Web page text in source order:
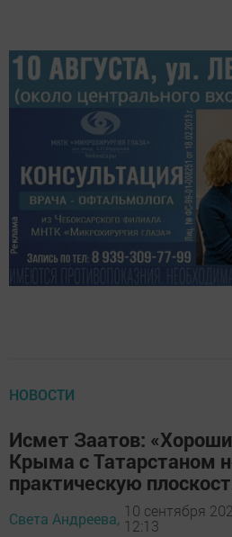
НОВОСТИ
Исмет Заатов:
Крыма с Татарстаном
практическую
Света Андреева, 10 сентября
12:13